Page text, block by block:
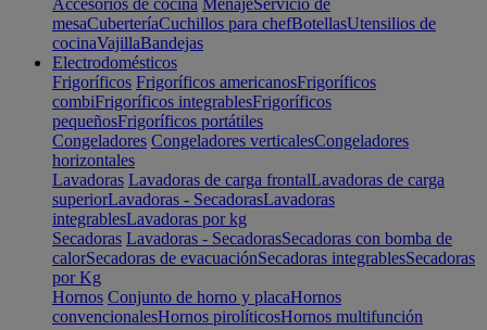
Accesorios de cocina MenajeServicio de
mesaCuberteríaCuchillos para chefBotellasUtensilios de
cocinaVajillaBandejas
Electrodomésticos
Frigoríficos Frigoríficos americanosFrigoríficos
combiFrigoríficos integrablesFrigoríficos
pequeñosFrigoríficos portátiles
Congeladores Congeladores verticalesCongeladores
horizontales
Lavadoras Lavadoras de carga frontalLavadoras de carga
superiorLavadoras - SecadorasLavadoras
integrablesLavadoras por kg
Secadoras Lavadoras - SecadorasSecadoras con bomba de
calorSecadoras de evacuaciónSecadoras integrablesSecadoras
por Kg
Hornos Conjunto de horno y placaHornos
convencionalesHornos pirolíticosHornos multifunción